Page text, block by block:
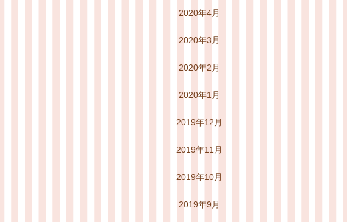
2020年4月
2020年3月
2020年2月
2020年1月
2019年12月
2019年11月
2019年10月
2019年9月